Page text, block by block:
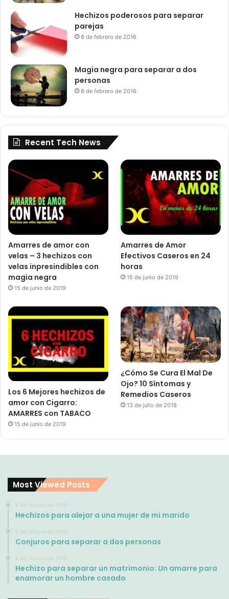
Hechizos poderosos para separar
parejas
8 de febrero de 2016
Magia negra para separar a dos
personas
8 de febrero de 2016
Recent Tech News
Amarres de amor con
velas – 3 hechizos con
velas inpresindibles con
magia negra
15 de junio de 2019
Amarres de Amor
Efectivos Caseros en 24
horas
15 de junio de 2019
Los 6 Mejores hechizos de
amor con Cigarro:
AMARRES con TABACO
15 de junio de 2019
¿Cómo Se Cura El Mal De
Ojo? 10 Síntomas y
Remedios Caseros
13 de julio de 2018
Most Viewed Posts
8 de febrero de 2016
Hechizos para alejar a una mujer de mi marido
8 de febrero de 2016
Conjuros para separar a dos personas
8 de febrero de 2016
Hechizo para separar un matrimonio: Un amarre para
enamorar un hombre casado